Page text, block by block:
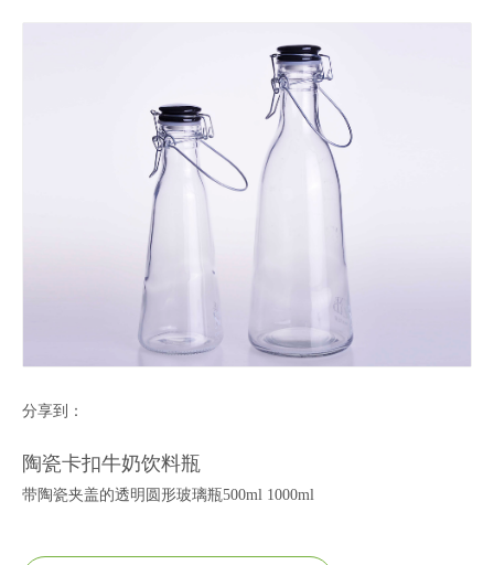
分享到：
陶瓷卡扣牛奶饮料瓶
带陶瓷夹盖的透明圆形玻璃瓶500ml 1000ml